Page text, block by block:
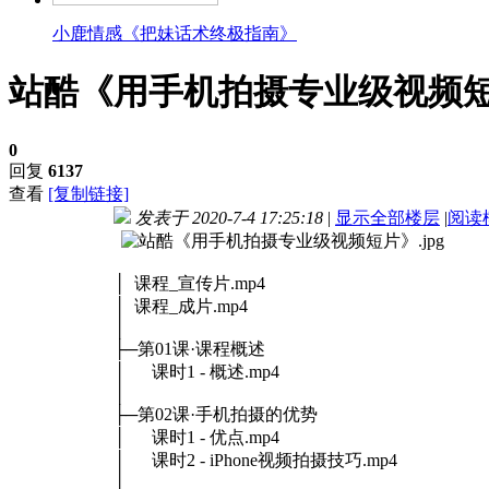
小鹿情感《把妹话术终极指南》
站酷《用手机拍摄专业级视频
0
回复 6137
查看 [复制链接]
发表于 2020-7-4 17:25:18 | 显示全部楼层 |阅读
│ 课程_宣传片.mp4
│ 课程_成片.mp4
├─第01课·课程概述
│ 课时1 - 概述.mp4
├─第02课·手机拍摄的优势
│ 课时1 - 优点.mp4
│ 课时2 - iPhone视频拍摄技巧.mp4